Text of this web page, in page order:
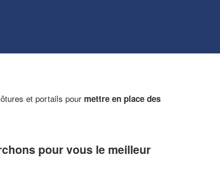
et portails pour mettre en place des
pour vous le meilleur